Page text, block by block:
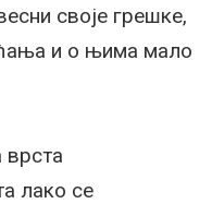
своје грешке,
и о њима мало
врста
лако се